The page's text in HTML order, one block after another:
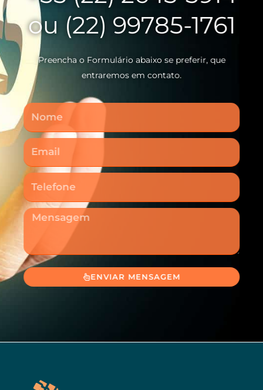
ou (22) 99785-1761
Preencha o Formulário abaixo se preferir, que
entraremos em contato.
Nome
Email
Telefone
Mensagem
ENVIAR MENSAGEM